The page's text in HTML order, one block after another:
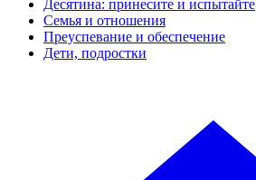
Десятина: принесите и испытайте
Семья и отношения
Преуспевание и обеспечение
Дети, подростки